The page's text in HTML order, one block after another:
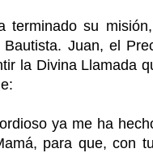
terminado su
Juan, el
la Divina Llamada
ya me ha
para que, con